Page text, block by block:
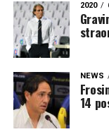
2020
NEWS
14